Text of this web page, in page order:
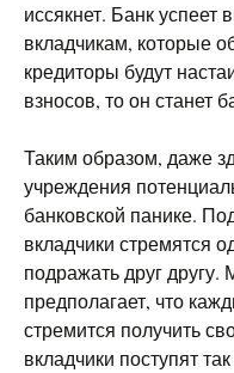
иссякнет. Банк успеет
вкладчикам, которые
кредиторы будут
взносов, то он станет
Таким образом, даже
учреждения
банковской панике.
вкладчики стремятся
подражать друг
предполагает, что
стремится получить
вкладчики поступят